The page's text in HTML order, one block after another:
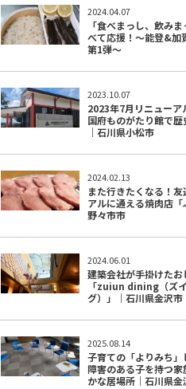
2024.04.07
「食べまっし、飲み
べて応援！〜能登&加
第1弾〜
2023.10.07
2023年7月リニューア
国府ものがたり館で
｜石川県小松市
2024.02.13
また行きたくなる！
アルに通える焼肉店
野々市市
2024.06.01
建築会社が手掛けたお
「zuiun dining（ズ
グ）」｜石川県金沢市
2025.08.14
子育ての「よりみち
障害のある子を持つ
かな居場所｜石川県金